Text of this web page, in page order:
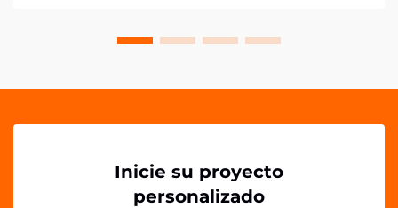
Inicie su proyecto
personalizado